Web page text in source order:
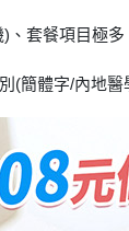
套餐項目極多
(簡體字/內地醫